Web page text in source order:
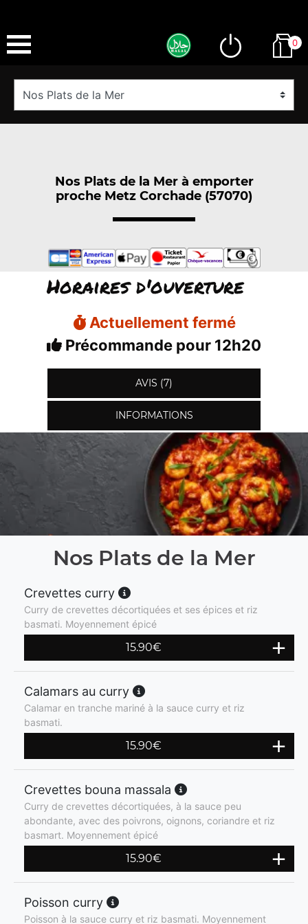
0
Nos Plats de la Mer à emporter
proche Metz Corchade (57070)
Horaires d'ouverture
Actuellement fermé
Précommande pour 12h20
AVIS (7)
INFORMATIONS
Nos Plats de la Mer
Crevettes curry
Curry de crevettes décortiquées et ses épices et riz
basmati. Moyennement épicé
15.90€
Calamars au curry
Calamar en tranche mariné à la sauce curry et riz
basmati.
15.90€
Crevettes bouna massala
Curry de crevettes décortiquées, à la sauce peu
abondante, avec des poivrons, oignons, coriandre et riz
basmart. Moyennement épicé
15.90€
Poisson curry
Poisson à la sauce curry et riz basmati. Moyennement